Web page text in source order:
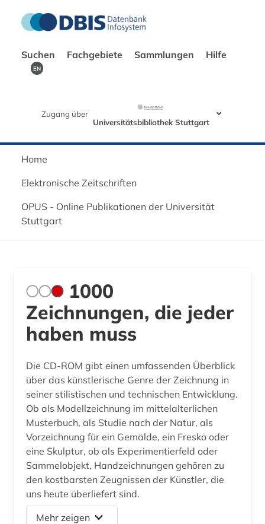
Suchen Fachgebiete Sammlungen Hilfe
EN
Zugang über
Universitätsbibliothek Stuttgart
Home
Elektronische Zeitschriften
OPUS - Online Publikationen der Universität
Stuttgart
1000
Zeichnungen, die jeder
haben muss
Die CD-ROM gibt einen umfassenden Überblick
über das künstlerische Genre der Zeichnung in
seiner stilistischen und technischen Entwicklung.
Ob als Modellzeichnung im mittelalterlichen
Musterbuch, als Studie nach der Natur, als
Vorzeichnung für ein Gemälde, ein Fresko oder
eine Skulptur, ob als Experimentierfeld oder
Sammelobjekt, Handzeichnungen gehören zu
den kostbarsten Zeugnissen der Künstler, die
uns heute überliefert sind.
Mehr zeigen